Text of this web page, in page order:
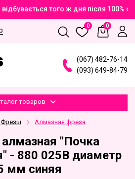
того ж дня після
0 0
(067) 482-76-14
(093) 649-84-79
товаров
Фрезы Алмазная фреза
"Почка
- 880 025В диаметр
мм синяя